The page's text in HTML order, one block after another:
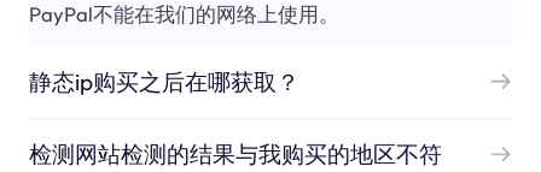
PayPal不能在我们的网络上使用。
静态ip购买之后在哪获取？
检测网站检测的结果与我购买的地区不符